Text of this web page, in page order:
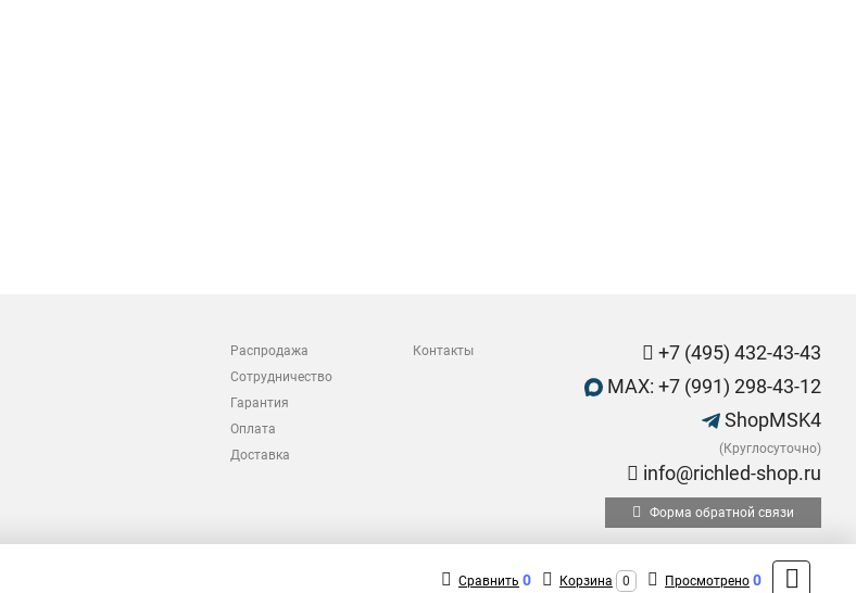
Распродажа
Сотрудничество
Гарантия
Оплата
Доставка
Контакты
+7 (495) 432-43-43
MAX: +7 (991) 298-43-12
ShopMSK4
(Круглосуточно)
info@richled-shop.ru
Форма обратной связи
Сравнить 0 Корзина 0 Просмотрено 0